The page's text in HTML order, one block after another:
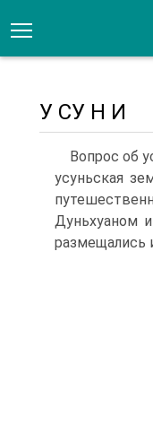
У СУ H И
Вопрос об
усуньская
Дуньхуаном
раз­мещались